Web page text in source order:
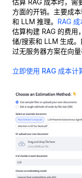
估算 RAG 成本时，需
方面的开销。主要成
和 LLM 推理。 RAG
估算构建 RAG 的费
储/搜索和 LLM 生成
过无服务器方案在向
立即使用 RAG 成本计